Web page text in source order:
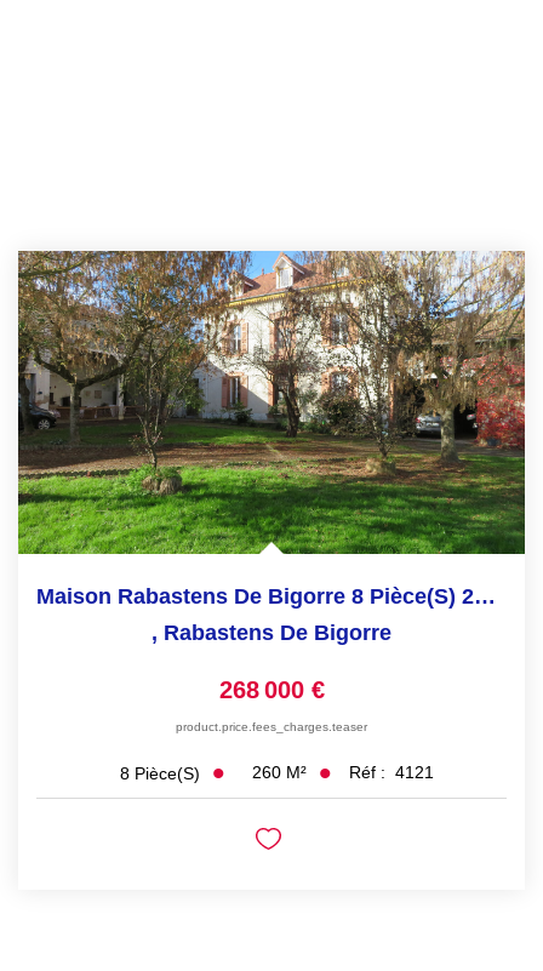
Maison Rabastens De Bigorre 8 Pièce(s) 260 M2
, Rabastens De Bigorre
268 000 €
product.price.fees_charges.teaser
8 Pièce(s) 260 M² Réf : 4121